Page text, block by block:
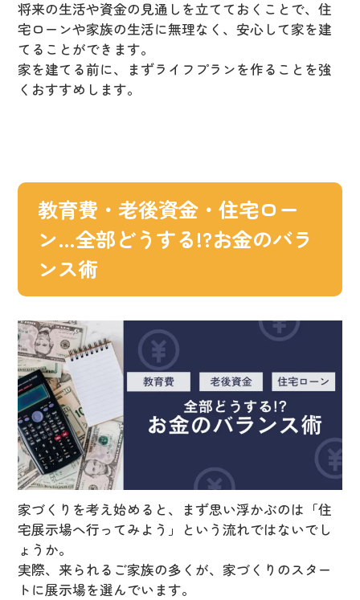
将来の生活や資金の見通しを立てておくことで、住
宅ローンや家族の生活に無理なく、安心して家を建
てることができます。
家を建てる前に、まずライフプランを作ることを強
くおすすめします。
教育費・老後資金・住宅ロー
ン…全部どうする!?お金のバラ
ンス術
家づくりを考え始めると、まず思い浮かぶのは「住
宅展示場へ行ってみよう」という流れではないでし
ょうか。
実際、来られるご家族の多くが、家づくりのスター
トに展示場を選んでいます。